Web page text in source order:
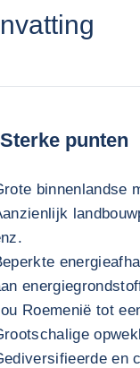
Sterke punten
binnenlandse
Roemenië tot
en